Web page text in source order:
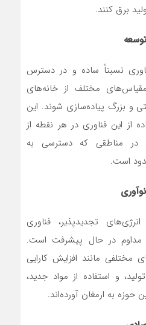
برق کنند.
نسبتاً ساده و در دسترس
مختلف از خانه‌های
و بزرگ پیاده‌سازی شوند. این
از این فناوری در هر نقطه از
در مناطقی که دسترسی به
است.
تجدیدپذیر، فناوری
مداوم در حال پیشرفت است.
مختلفی مانند افزایش کارایی
و استفاده از مواد جدید،
حوزه به ارمغان آورده‌اند.